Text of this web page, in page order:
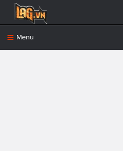
Menu